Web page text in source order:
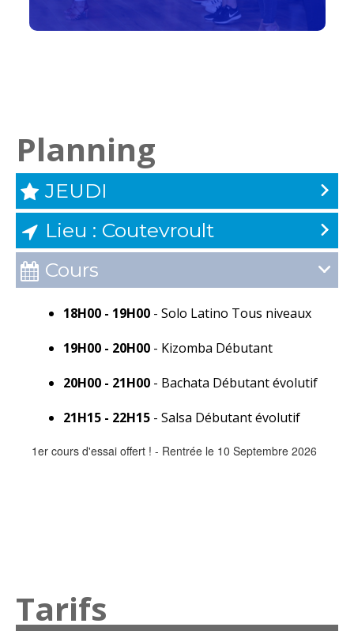
Planning
 JEUDI
 Lieu : Coutevroult
 Cours
18H00 - 19H00 - Solo Latino Tous niveaux
19H00 - 20H00 - Kizomba Débutant
20H00 - 21H00 - Bachata Débutant évolutif
21H15 - 22H15 - Salsa Débutant évolutif
1er cours d'essai offert ! - Rentrée le 10 Septembre 2026
Tarifs